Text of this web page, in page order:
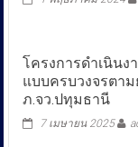
โครงการดำเนิน
แบบครบวงจรตา
ภ.จว.ปทุมธานี
7 เมษายน 2025